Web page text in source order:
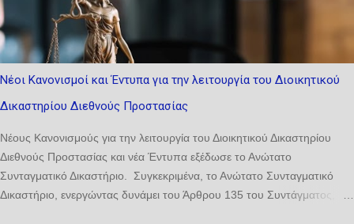
διερεύνηση στο πλαίσιο των αρμοδιοτήτων της. Προς διασφάλιση της
ορθής, πλήρους και αποτελεσματικής διερεύνησης του εν λόγω
ζητήματος από την Αρχή, ιδίως λαμβανομένου υπόψη ότι πρόκειται για
πληροφορίες που κατέχονται πρωτογενώς από περισσότερους του
ενός υπεύθυνους επεξεργασίας, η Αρχή επιθυμεί να ενημερώσει κάθε
Νέοι Κανονισμοί και Έντυπα για την λειτουργία του Διοικητικού
Δικαστηρίου Διεθνούς Προστασίας
Νέους Κανονισμούς για την λειτουργία του Διοικητικού Δικαστηρίου
Διεθνούς Προστασίας και νέα Έντυπα εξέδωσε το Ανώτατο
Συνταγματικό Δικαστήριο. Συγκεκριμένα, το Ανώτατο Συνταγματικό
Δικαστήριο, ενεργώντας δυνάμει του Άρθρου 135 του Συντάγματος,